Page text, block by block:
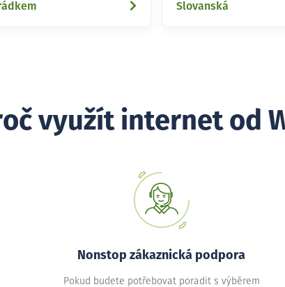
Slovanská
využít internet od
Nonstop zákaznická podpora
Pokud budete potřebovat poradit s výběrem